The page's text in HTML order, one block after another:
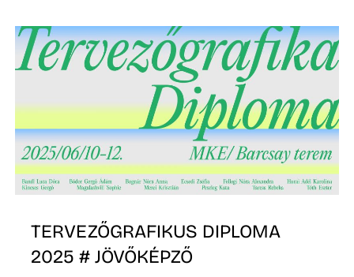
TERVEZŐGRAFIKUS DIPLOMA
2025 # JÖVŐKÉPZŐ